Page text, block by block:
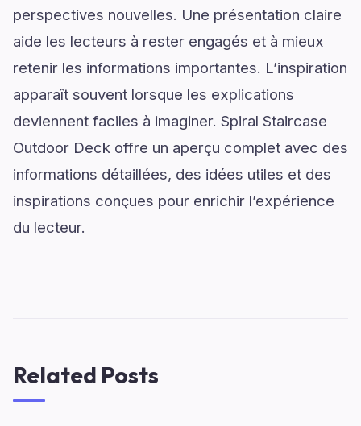
perspectives nouvelles. Une présentation claire
aide les lecteurs à rester engagés et à mieux
retenir les informations importantes. L’inspiration
apparaît souvent lorsque les explications
deviennent faciles à imaginer. Spiral Staircase
Outdoor Deck offre un aperçu complet avec des
informations détaillées, des idées utiles et des
inspirations conçues pour enrichir l’expérience
du lecteur.
Related Posts